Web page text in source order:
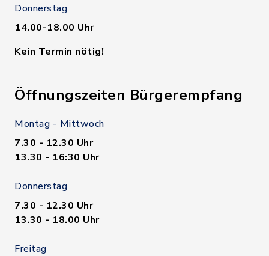
Donnerstag
14.00-18.00 Uhr
Kein Termin nötig!
Öffnungszeiten Bürgerempfang
Montag - Mittwoch
7.30 - 12.30 Uhr
13.30 - 16:30 Uhr
Donnerstag
7.30 - 12.30 Uhr
13.30 - 18.00 Uhr
Freitag